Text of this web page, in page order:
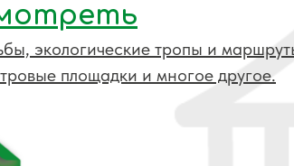
экологические тропы и
площадки и многое другое.